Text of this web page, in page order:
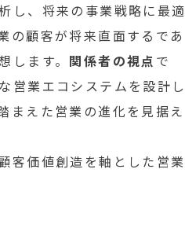
し、将来の事業戦略に最適
の顧客が将来直面するであ
ます。 関係者の視点 で
営業エコシステムを設計し
まえた営業の進化を見据え
客価値創造を軸とした営業